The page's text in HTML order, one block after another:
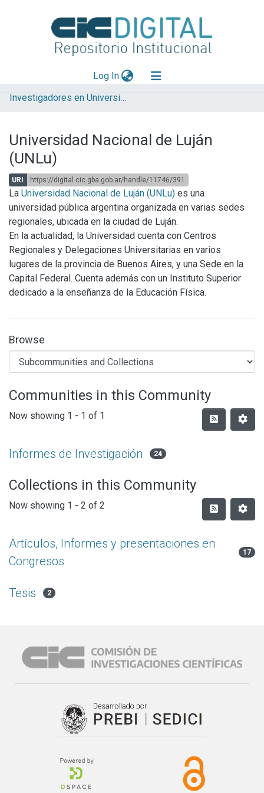
Log In(current)
Explorar
Aportar material
Statistics
Investigadores en Universidades Nacionales de la provincia de Buenos Aires
Universidad Nacional de Luján
(UNLu)
URI https://digital.cic.gba.gob.ar/handle/11746/391
La Universidad Nacional de Luján (UNLu) es una
universidad pública argentina organizada en varias sedes
regionales, ubicada en la ciudad de Luján.
En la actualidad, la Universidad cuenta con Centros
Regionales y Delegaciones Universitarias en varios
lugares de la provincia de Buenos Aires, y una Sede en la
Capital Federal. Cuenta además con un Instituto Superior
dedicado a la enseñanza de la Educación Física.
Browse
Communities in this Community
Now showing 1 - 1 of 1
Informes de Investigación 24
Collections in this Community
Now showing 1 - 2 of 2
Artículos, Informes y presentaciones en
Congresos
17
Tesis 2